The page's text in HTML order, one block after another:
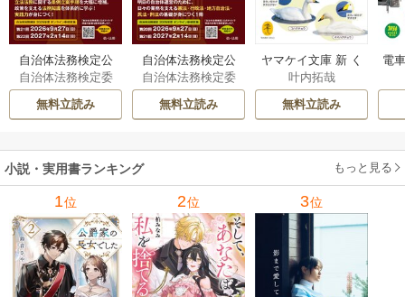
自治体法務検定公
式テキスト 政策
法務編 ２０２６
年度検定対応 1巻
自治体法務検定委
員会
無料立読み
自治体法務検定公
式テキスト 基本
法務編 ２０２６
年度検定対応 1巻
自治体法務検定委
員会
無料立読み
ヤマケイ文庫 新 く
らべてわかる野鳥3
00 1巻
叶内拓哉
無料立読み
電
小説・実用書ランキング もっと見る
1位 2位 3位